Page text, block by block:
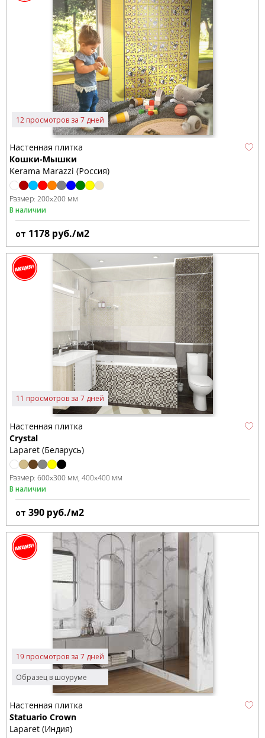
12 просмотров за 7 дней
Настенная плитка
Кошки-Мышки
Kerama Marazzi (Россия)
Размер: 200x200 мм
В наличии
от 1178 руб./м2
11 просмотров за 7 дней
Настенная плитка
Crystal
Laparet (Беларусь)
Размер: 600x300 мм 400x400 мм
В наличии
от 390 руб./м2
Образец в шоуруме
19 просмотров за 7 дней
Настенная плитка
Statuario Crown
Laparet (Индия)